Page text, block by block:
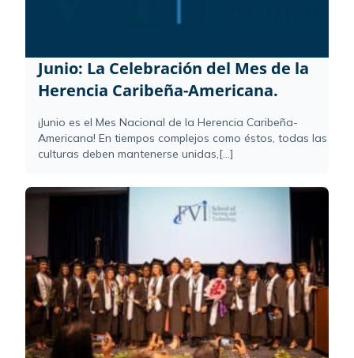
Junio: La Celebración del Mes de la
Herencia Caribeña-Americana.
¡Junio es el Mes Nacional de la Herencia Caribeña-
Americana! En tiempos complejos como éstos, todas las
culturas deben mantenerse unidas,[...]